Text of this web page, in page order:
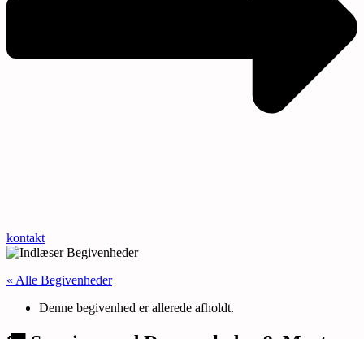
kontakt
« Alle Begivenheder
Denne begivenhed er allerede afholdt.